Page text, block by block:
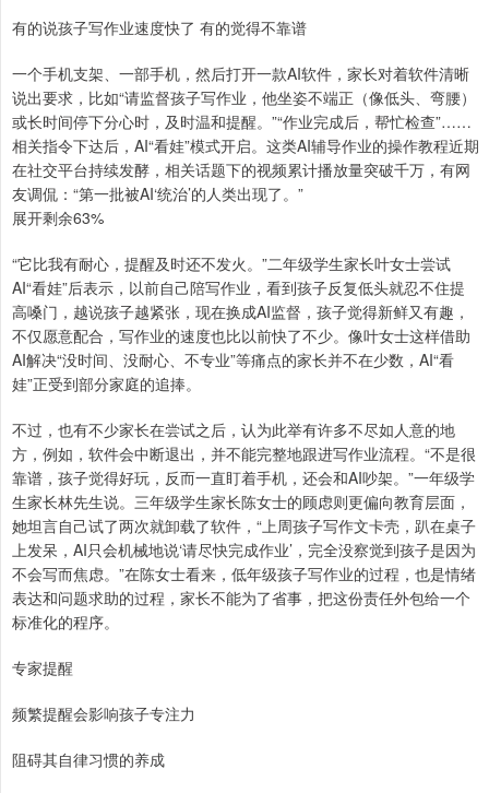
有的说孩子写作业速度快了 有的觉得不靠谱
一个手机支架、一部手机，然后打开一款AI软件，家长对着软件清晰
说出要求，比如“请监督孩子写作业，他坐姿不端正（像低头、弯腰）
或长时间停下分心时，及时温和提醒。”“作业完成后，帮忙检查”……
相关指令下达后，AI“看娃”模式开启。这类AI辅导作业的操作教程近期
在社交平台持续发酵，相关话题下的视频累计播放量突破千万，有网
友调侃：“第一批被AI‘统治’的人类出现了。”
展开剩余63%
“它比我有耐心，提醒及时还不发火。”二年级学生家长叶女士尝试
AI“看娃”后表示，以前自己陪写作业，看到孩子反复低头就忍不住提
高嗓门，越说孩子越紧张，现在换成AI监督，孩子觉得新鲜又有趣，
不仅愿意配合，写作业的速度也比以前快了不少。像叶女士这样借助
AI解决“没时间、没耐心、不专业”等痛点的家长并不在少数，AI“看
娃”正受到部分家庭的追捧。
不过，也有不少家长在尝试之后，认为此举有许多不尽如人意的地
方，例如，软件会中断退出，并不能完整地跟进写作业流程。“不是很
靠谱，孩子觉得好玩，反而一直盯着手机，还会和AI吵架。”一年级学
生家长林先生说。三年级学生家长陈女士的顾虑则更偏向教育层面，
她坦言自己试了两次就卸载了软件，“上周孩子写作文卡壳，趴在桌子
上发呆，AI只会机械地说‘请尽快完成作业’，完全没察觉到孩子是因为
不会写而焦虑。”在陈女士看来，低年级孩子写作业的过程，也是情绪
表达和问题求助的过程，家长不能为了省事，把这份责任外包给一个
标准化的程序。
专家提醒
频繁提醒会影响孩子专注力
阻碍其自律习惯的养成